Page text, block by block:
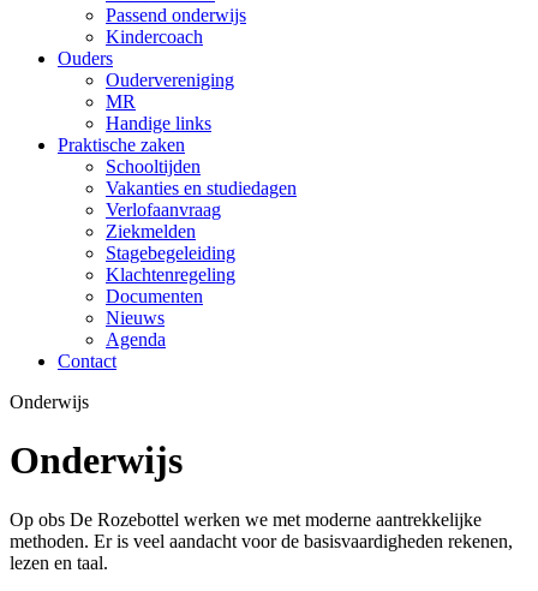
Passend onderwijs
Kindercoach
Ouders
Oudervereniging
MR
Handige links
Praktische zaken
Schooltijden
Vakanties en studiedagen
Verlofaanvraag
Ziekmelden
Stagebegeleiding
Klachtenregeling
Documenten
Nieuws
Agenda
Contact
Onderwijs
Onderwijs
Op obs De Rozebottel werken we met moderne aantrekkelijke
methoden. Er is veel aandacht voor de basisvaardigheden rekenen,
lezen en taal.